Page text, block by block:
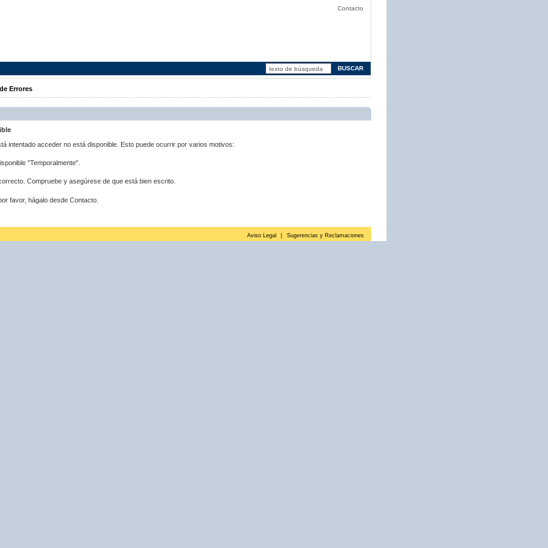
Contacto
Errores
intentado acceder no está disponible. Esto puede ocurrir por varios motivos:
"Temporalmente".
Compruebe y asegúrese de que está bien escrito.
favor, hágalo desde Contacto.
Aviso Legal Sugerencias y Reclamaciones